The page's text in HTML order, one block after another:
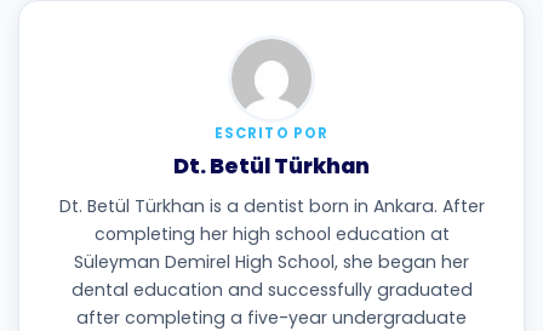
ESCRITO POR
Dt. Betül Türkhan
Dt. Betül Türkhan is a dentist born in Ankara. After
completing her high school education at
Süleyman Demirel High School, she began her
dental education and successfully graduated
after completing a five-year undergraduate